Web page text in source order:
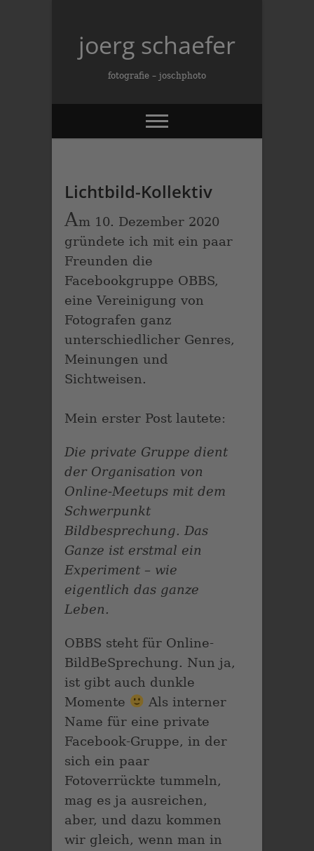
contentjoerg schaefer
fotografie – joschphoto
Lichtbild-Kollektiv
Am 10. Dezember 2020
gründete ich mit ein paar
Freunden die
Facebookgruppe OBBS,
eine Vereinigung von
Fotografen ganz
unterschiedlicher Genres,
Meinungen und
Sichtweisen.
Mein erster Post lautete:
Die private Gruppe dient
der Organisation von
Online-Meetups mit dem
Schwerpunkt
Bildbesprechung. Das
Ganze ist erstmal ein
Experiment – wie
eigentlich das ganze
Leben.
OBBS steht für Online-
BildBeSprechung. Nun ja,
ist gibt auch dunkle
Momente
Als interner
Name für eine private
Facebook-Gruppe, in der
sich ein paar
Fotoverrückte tummeln,
mag es ja ausreichen,
aber, und dazu kommen
wir gleich, wenn man in